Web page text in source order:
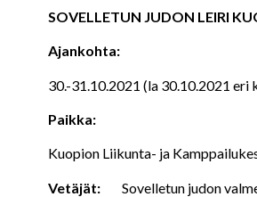
SOVELLETUN JUDON LEIRI
Ajankohta:
30.-31.10.2021 (la 30.10.2021 eri
Paikka:
Kuopion Liikunta- ja
Vetäjät: Sovelletun judon